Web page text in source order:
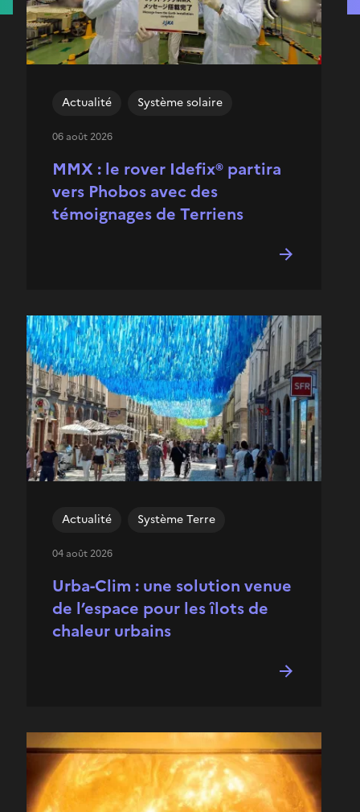
MMX : le rover Idefix® partira
vers Phobos avec des
témoignages de Terriens
Actualité Système solaire
06 août 2026
Urba-Clim : une solution venue
de l’espace pour les îlots de
chaleur urbains
Actualité Système Terre
04 août 2026